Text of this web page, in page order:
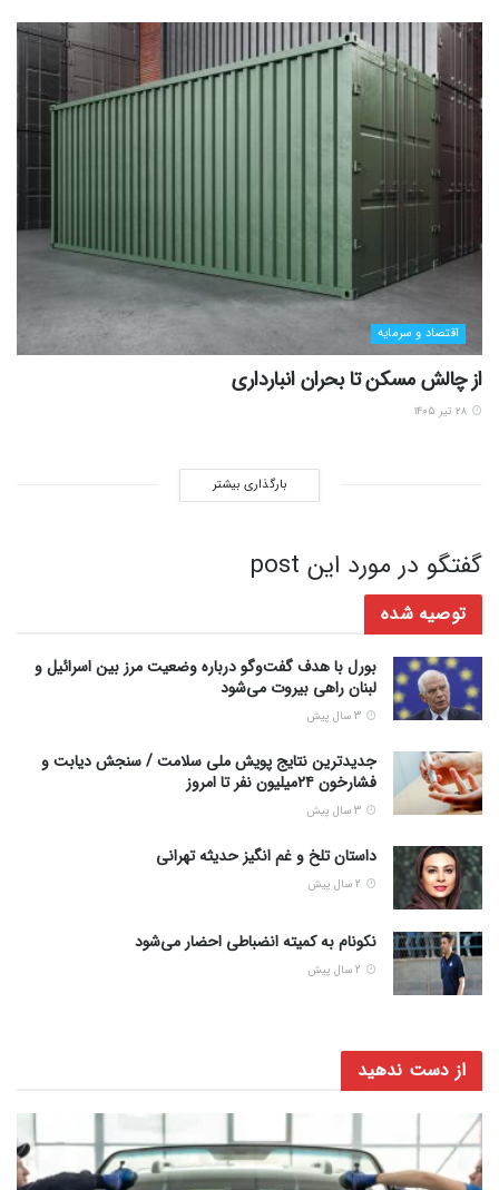
اقتصاد و سرمایه
از چالش مسکن تا بحران انبارداری
بارگذاری بیشتر
گفتگو در مورد این post
توصیه شده
بورل با هدف گفت‌وگو درباره وضعیت مرز بین اسرائیل و
لبنان راهی بیروت می‌شود
جدیدترین نتایج پویش ملی سلامت / سنجش دیابت و
فشارخون ۲۴میلیون نفر تا امروز
داستان تلخ و غم انگیز حدیثه تهرانی
نکونام به کمیته انضباطی احضار می‌شود
از دست ندهید